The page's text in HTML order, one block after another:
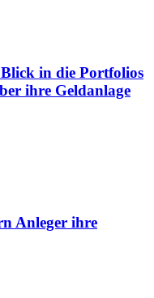
in die Portfolios
ihre Geldanlage
Anleger ihre